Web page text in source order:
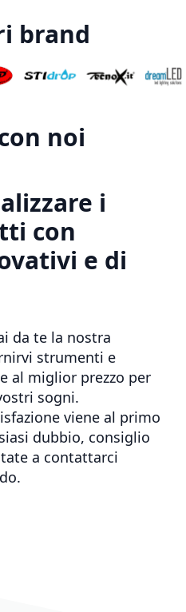
brand
noi
i
con
e di
da te la nostra
strumenti e
al miglior prezzo per
sogni.
viene al primo
dubbio, consiglio
a contattarci